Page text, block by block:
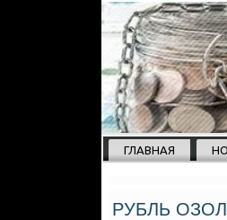
ГЛАВНАЯ
РУБЛЬ